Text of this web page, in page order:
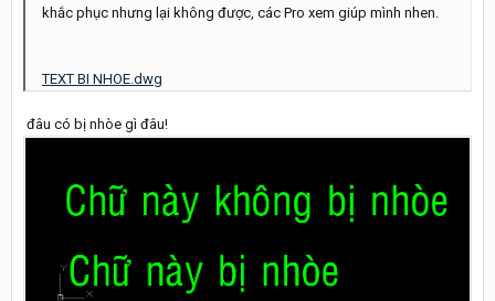
khắc phục nhưng lại không được, các Pro xem giúp mình nhen.
TEXT BI NHOE.dwg
đâu có bị nhòe gì đâu!